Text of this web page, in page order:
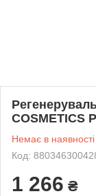
COSMETICS
Немає в наявності
Код:
1 266 ₴